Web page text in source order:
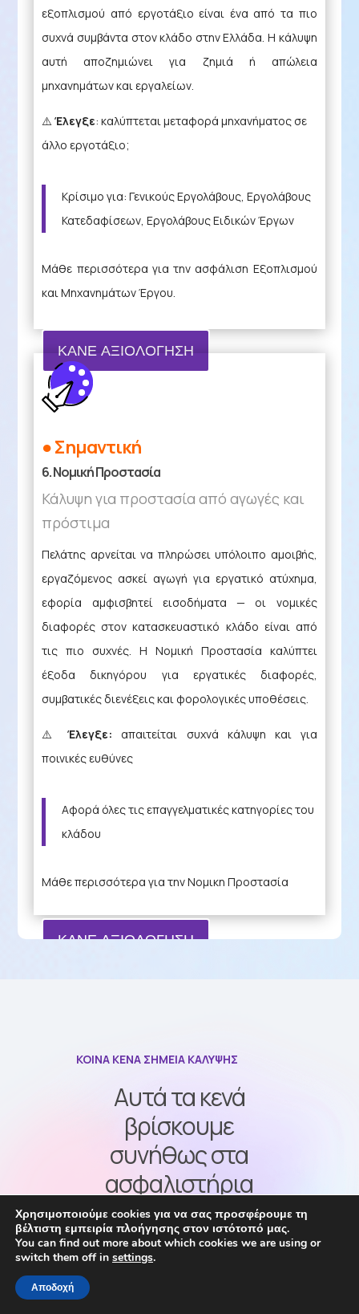
εξοπλισμού από εργοτάξιο είναι ένα από τα πιο
συχνά συμβάντα στον κλάδο στην Ελλάδα. Η κάλυψη
αυτή αποζημιώνει για ζημιά ή απώλεια
μηχανημάτων και εργαλείων.
⚠️Έλεγξε: καλύπτεται μεταφορά μηχανήματος σε
άλλο εργοτάξιο;
Κρίσιμο για: Γενικούς Εργολάβους, Εργολάβους
Κατεδαφίσεων, Εργολάβους Ειδικών Έργων
Μάθε περισσότερα για την ασφάλιση Εξοπλισμού
και Μηχανημάτων Έργου.
ΚΑΝΕ ΑΞΙΟΛΟΓΗΣΗ
● Σημαντική
6. Νομική Προστασία
Κάλυψη για προστασία από αγωγές και
πρόστιμα
Πελάτης αρνείται να πληρώσει υπόλοιπο αμοιβής,
εργαζόμενος ασκεί αγωγή για εργατικό ατύχημα,
εφορία αμφισβητεί εισοδήματα — οι νομικές
διαφορές στον κατασκευαστικό κλάδο είναι από
τις πιο συχνές. Η Νομική Προστασία καλύπτει
έξοδα δικηγόρου για εργατικές διαφορές,
συμβατικές διενέξεις και φορολογικές υποθέσεις.
⚠️Έλεγξε: απαιτείται συχνά κάλυψη και για
ποινικές ευθύνες
Αφορά όλες τις επαγγελματικές κατηγορίες του
κλάδου
Μάθε περισσότερα για την Νομικη Προστασία
ΚΑΝΕ ΑΞΙΟΛΟΓΗΣΗ
ΚΟΙΝΑ ΚΕΝΑ ΣΗΜΕΙΑ ΚΑΛΥΨΗΣ
Αυτά τα κενά
βρίσκουμε
συνήθως στα
ασφαλιστήρια
εργολάβων
οικοδομής
Η διαφορά μεταξύ “έχω ασφάλεια”
Χρησιμοποιούμε cookies για να σας προσφέρουμε τη
βέλτιστη εμπειρία πλοήγησης στον ιστότοπό μας.
You can find out more about which cookies we are using or
switch them off in settings.
Αποδοχή